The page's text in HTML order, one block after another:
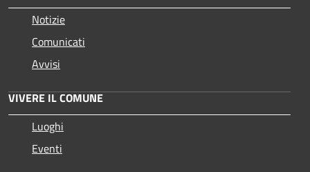
Notizie
Comunicati
Avvisi
VIVERE IL COMUNE
Luoghi
Eventi